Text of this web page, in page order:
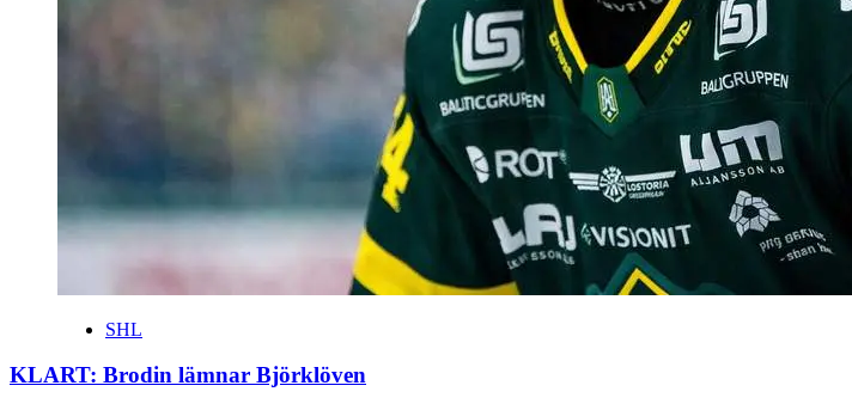
SHL
KLART: Brodin lämnar Björklöven